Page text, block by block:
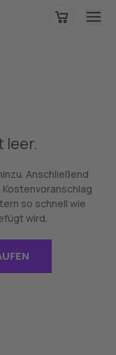
Inhalte
leer.
Anschließend
Kostenvoranschlag
so schnell wie
wird.